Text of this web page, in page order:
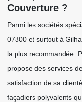
Couverture ?
Parmi les sociétés
07800 et surtout à
la plus recommandée.
propose des services
satisfaction de sa
façadiers polyvalents